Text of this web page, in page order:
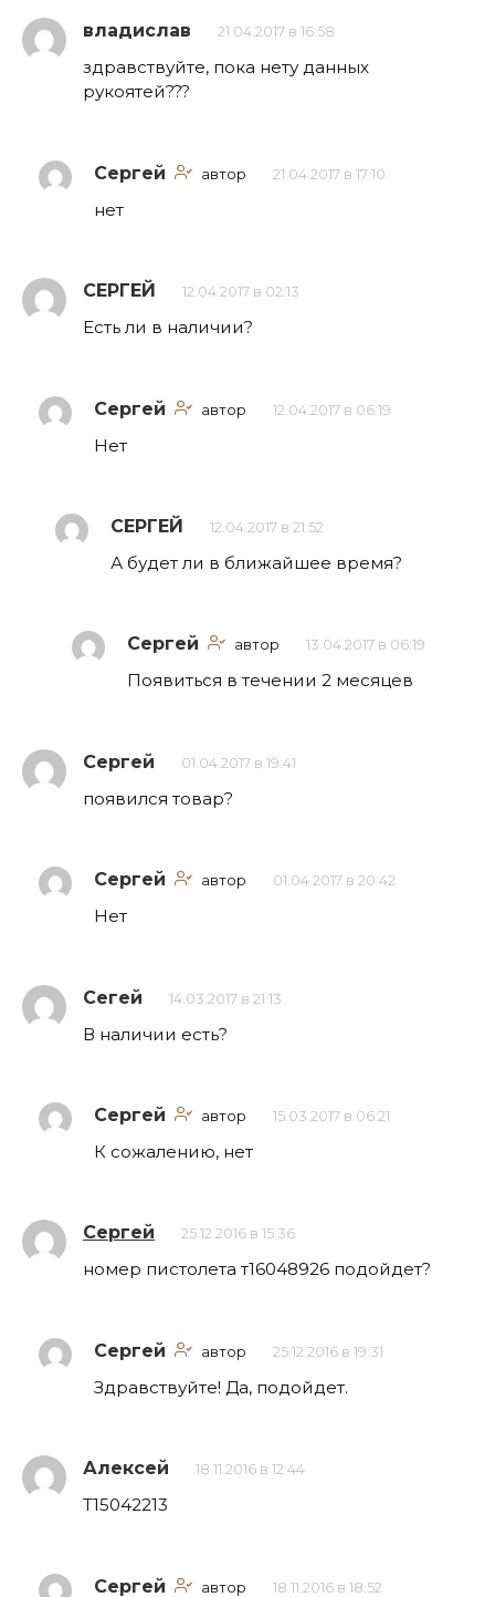
владислав 21.04.2017 в 16:58
здравствуйте, пока нету данных
рукоятей???
Сергей автор 21.04.2017 в 17:10
нет
СЕРГЕЙ 12.04.2017 в 02:13
Есть ли в наличии?
Сергей автор 12.04.2017 в 06:19
Нет
СЕРГЕЙ 12.04.2017 в 21:52
А будет ли в ближайшее время?
Сергей автор 13.04.2017 в 06:19
Появиться в течении 2 месяцев
Сергей 01.04.2017 в 19:41
появился товар?
Сергей автор 01.04.2017 в 20:42
Нет
Сегей 14.03.2017 в 21:13
В наличии есть?
Сергей автор 15.03.2017 в 06:21
К сожалению, нет
Сергей 25.12.2016 в 15:36
номер пистолета т16048926 подойдет?
Сергей автор 25.12.2016 в 19:31
Здравствуйте! Да, подойдет.
Алексей 18.11.2016 в 12:44
Т15042213
Сергей автор 18.11.2016 в 18:52